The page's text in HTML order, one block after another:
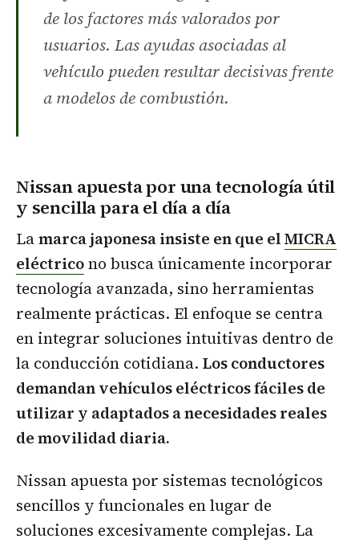
de los factores más valorados por
usuarios. Las ayudas asociadas al
vehículo pueden resultar decisivas frente
a modelos de combustión.
Nissan apuesta por una tecnología útil
y sencilla para el día a día
Lamarca japonesa insiste en que elMICRA
eléctricono busca únicamente incorporar
tecnología avanzada, sino herramientas
realmente prácticas. El enfoque se centra
en integrar soluciones intuitivas dentro de
la conducción cotidiana. Los conductores
demandan vehículos eléctricos fáciles de
utilizar y adaptados a necesidades reales
de movilidad diaria.
Nissan apuesta por sistemas tecnológicos
sencillos y funcionales en lugar de
soluciones excesivamente complejas. La